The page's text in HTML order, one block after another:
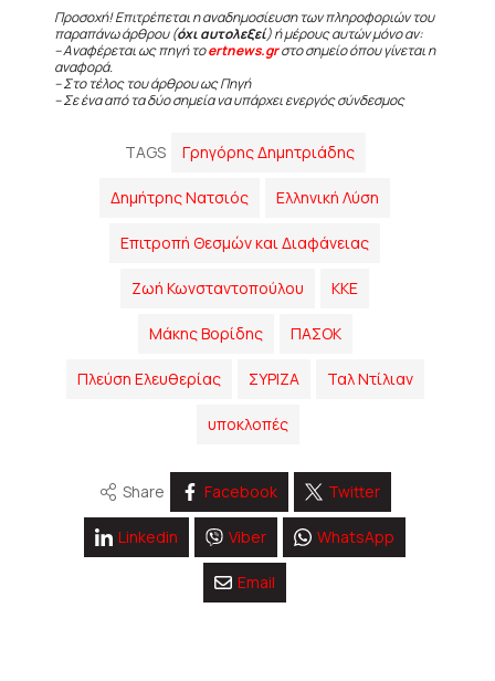
Προσοχή! Επιτρέπεται η αναδημοσίευση των πληροφοριών του
παραπάνω άρθρου (όχι αυτολεξεί) ή μέρους αυτών μόνο αν:
– Αναφέρεται ως πηγή τοertnews.grστο σημείο όπου γίνεται η
αναφορά.
– Στο τέλος του άρθρου ως Πηγή
– Σε ένα από τα δύο σημεία να υπάρχει ενεργός σύνδεσμος
TAGS Γρηγόρης Δημητριάδης
Δημήτρης Νατσιός Ελληνική Λύση
Επιτροπή Θεσμών και Διαφάνειας
Ζωή Κωνσταντοπούλου ΚΚΕ
Μάκης Βορίδης ΠΑΣΟΚ
Πλεύση Ελευθερίας ΣΥΡΙΖΑ Ταλ Ντίλιαν
υποκλοπές
Share Facebook Twitter
Linkedin Viber WhatsApp
Email